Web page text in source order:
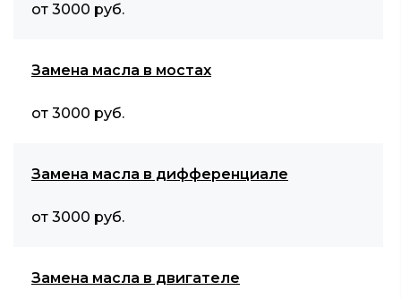
от 3000 руб.
Замена масла в мостах
от 3000 руб.
Замена масла в дифференциале
от 3000 руб.
Замена масла в двигателе